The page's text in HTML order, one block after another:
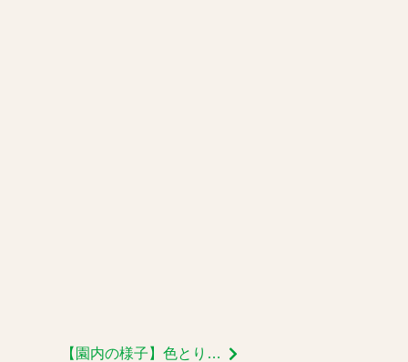
【園内の様子】色とりどりの植物たち